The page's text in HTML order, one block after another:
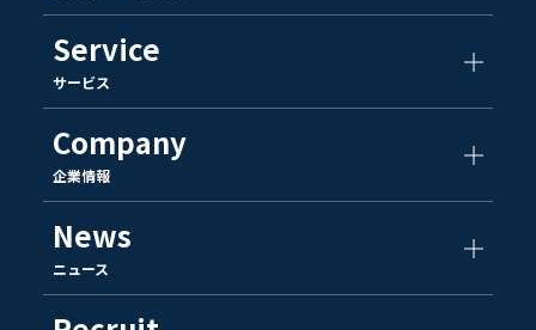
Service
サービス
Company
企業情報
News
ニュース